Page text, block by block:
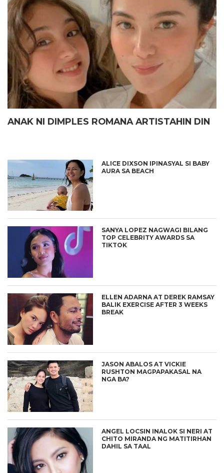
ANAK NI DIMPLES ROMANA ARTISTAHIN DIN
ALICE DIXSON IPINASYAL SI BABY
AURA SA BEACH
SANYA LOPEZ NAGWAGI BILANG
TOP CELEBRITY AWARDS SA
TIKTOK
ELLEN ADARNA AT DEREK RAMSAY
BALIK EXERCISE AFTER 3 WEEKS
BREAK
JASON ABALOS AT VICKIE
RUSHTON MAGPAPAKASAL NA
NGA BA?
ANGEL LOCSIN INALOK SI NERI AT
CHITO MIRANDA NG MATITIRHAN
DAHIL SA TAAL